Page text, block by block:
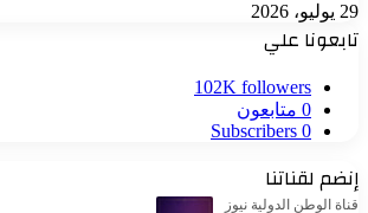
29 يوليو، 2026
تابعونا علي
102K followers
0 متابعون
0
Subscribers
إنضم لقناتنا